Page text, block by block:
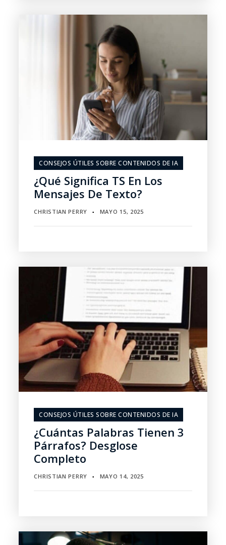
CONSEJOS ÚTILES SOBRE CONTENIDOS DE IA
¿Qué Significa TS En Los
Mensajes De Texto?
CHRISTIAN PERRY ▪ MAYO 15, 2025
CONSEJOS ÚTILES SOBRE CONTENIDOS DE IA
¿Cuántas Palabras Tienen 3
Párrafos? Desglose
Completo
CHRISTIAN PERRY ▪ MAYO 14, 2025